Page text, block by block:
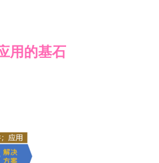
用的基石